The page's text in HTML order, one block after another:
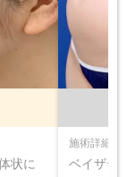
状に
施術詳細
ベイザー